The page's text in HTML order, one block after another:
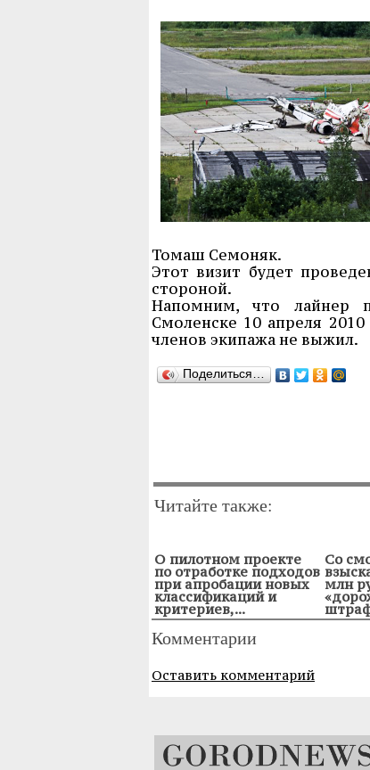
Томаш Семоняк.
Этот визит будет
стороной.
Напомним, что лайнер
Смоленске 10 апреля
членов экипажа не выжил.
Поделиться…
Читайте также:
О пилотном проекте
по отработке подходов
при апробации новых
классификаций и
критериев,...
Со
млн
Комментарии
Оставить комментарий